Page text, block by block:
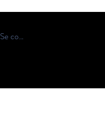
Se connecter